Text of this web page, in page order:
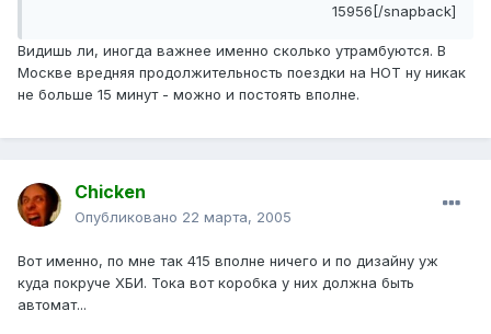
15956[/snapback]
Видишь ли, иногда важнее именно сколько утрамбуются. В
Москве вредняя продолжительность поездки на НОТ ну никак
не больше 15 минут - можно и постоять вполне.
Chicken
Опубликовано 22 марта, 2005
Вот именно, по мне так 415 вполне ничего и по дизайну уж
куда покруче ХБИ. Тока вот коробка у них должна быть
автомат...